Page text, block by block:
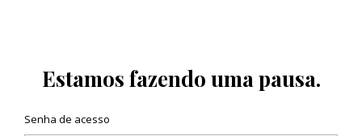
Estamos fazendo uma pausa.
Senha de acesso